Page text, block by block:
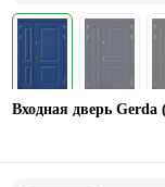
Входная дверь Gerda